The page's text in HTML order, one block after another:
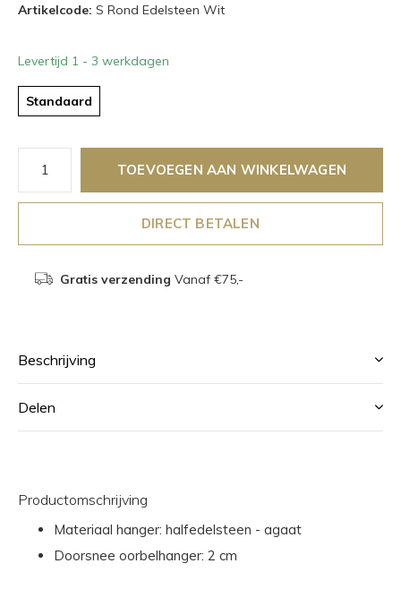
Artikelcode: S Rond Edelsteen Wit
Levertijd 1 - 3 werkdagen
Standaard
TOEVOEGEN AAN WINKELWAGEN
DIRECT BETALEN
Gratis verzending Vanaf €75,-
Beschrijving
Delen
Productomschrijving
Materiaal hanger: halfedelsteen - agaat
Doorsnee oorbelhanger: 2 cm